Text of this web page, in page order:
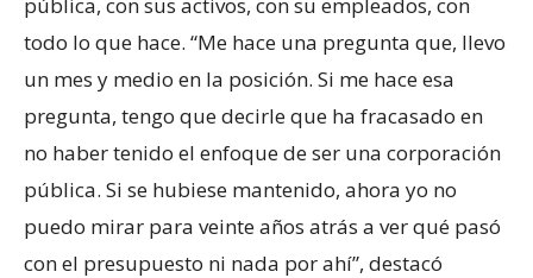
todo lo que hace. “Me hace una pregunta que, llevo
un mes y medio en la posición. Si me hace esa
pregunta, tengo que decirle que ha fracasado en
no haber tenido el enfoque de ser una corporación
pública. Si se hubiese mantenido, ahora yo no
puedo mirar para veinte años atrás a ver qué pasó
con el presupuesto ni nada por ahí”, destacó